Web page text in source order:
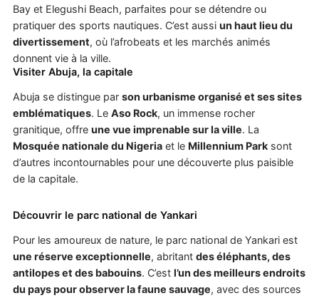
Bay et Elegushi Beach, parfaites pour se détendre ou
pratiquer des sports nautiques. C’est aussi un haut lieu du
divertissement, où l’afrobeats et les marchés animés
donnent vie à la ville.
Visiter Abuja, la capitale
Abuja se distingue par son urbanisme organisé et ses sites
emblématiques. Le Aso Rock, un immense rocher
granitique, offre une vue imprenable sur la ville. La
Mosquée nationale du Nigeria et le Millennium Park sont
d’autres incontournables pour une découverte plus paisible
de la capitale.
Découvrir le parc national de Yankari
Pour les amoureux de nature, le parc national de Yankari est
une réserve exceptionnelle, abritant des éléphants, des
antilopes et des babouins. C’est l’un des meilleurs endroits
du pays pour observer la faune sauvage, avec des sources